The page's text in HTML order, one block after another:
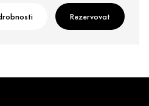
Rezervovat